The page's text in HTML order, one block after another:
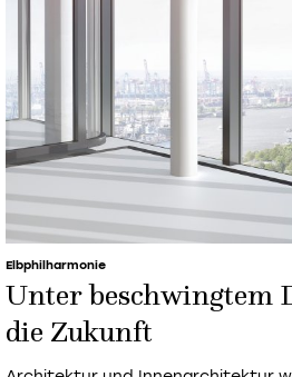
Elbphilharmonie
Unter beschwingtem
die Zukunft